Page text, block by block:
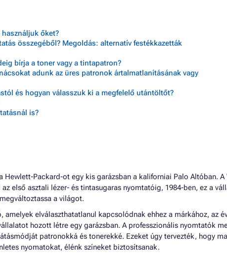
őket?
összegéből? Megoldás: alternatív festékkazetták
bírja a toner vagy a tintapatron?
adunk az üres patronok ártalmatlanításának vagy
és hogyan válasszuk ki a megfelelő utántöltőt?
is?
Hewlett-Packard-ot egy kis garázsban a kaliforniai Palo Altóban. A
első asztali lézer- és tintasugaras nyomtatóig, 1984-ben, ez a
a világot.
amelyek elválaszthatatlanul kapcsolódnak ehhez a márkához, az
hozott létre egy garázsban. A professzionális nyomtatók
patronokká és tonerekké. Ezeket úgy tervezték, hogy
nyomatokat, élénk színeket biztosítsanak.